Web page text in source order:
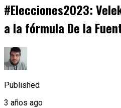
#Elecciones2023:
a la fórmula De la
Published
3 años ago